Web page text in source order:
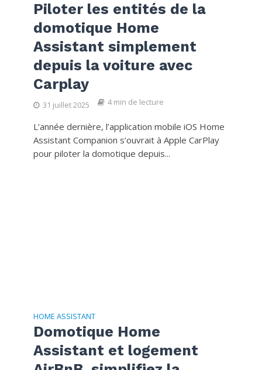
Piloter les entités de la
domotique Home
Assistant simplement
depuis la voiture avec
Carplay
31 juillet 2025 4 min de lecture
L’année dernière, l’application mobile iOS Home
Assistant Companion s’ouvrait à Apple CarPlay
pour piloter la domotique depuis...
HOME ASSISTANT
Domotique Home
Assistant et logement